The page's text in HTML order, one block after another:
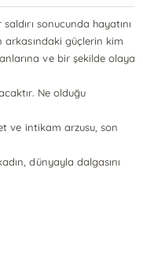
sonucunda hayatını
arkasındaki güçlerin kim
ve bir şekilde olaya
Ne olduğu
ve intikam arzusu, son
dünyayla dalgasını